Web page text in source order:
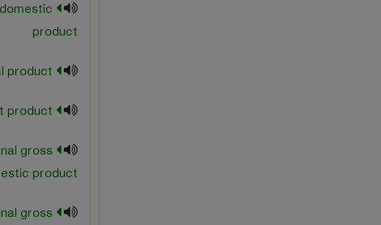
product
gross
product
gross